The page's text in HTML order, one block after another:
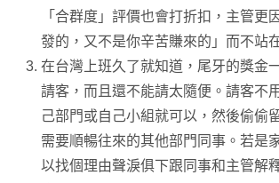
「合群度」評價也會打折扣，主管更
發的，又不是你辛苦賺來的」而不站
在台灣上班久了就知道，尾牙的獎金
請客，而且還不能請太隨便。請客不
己部門或自己小組就可以，然後偷偷
需要順暢往來的其他部門同事。若是
以找個理由聲淚俱下跟同事和主管解